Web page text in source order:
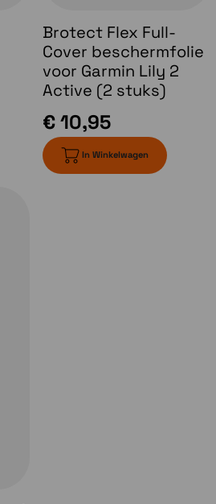
zodat je weet wanneer je
heeft en klaar is voor
te moe is en op kracht moet
nachtrust.
beter kan. Je kunt zelfs de
bijhouden, evenals
Ox2 en ademhaling.
Brotect Flex Full-
Cover beschermfolie
voor Garmin Lily 2
Active (2 stuks)
€ 10,95
In Winkelwagen